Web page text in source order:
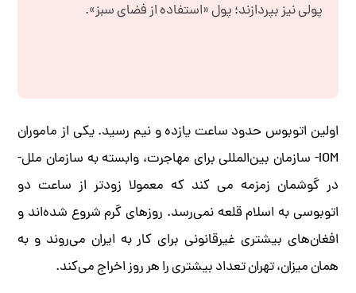
پولی نیز بپردازند؛ پول «استفاده از فضای سبز».
اولین اتوبوس حدود ساعت یازده و نیم رسید. یکی از ماموران
IOM- سازمان بین‌المللی برای مهاجرت، وابسته به سازمان ملل-
در گوشمان زمزمه می کند که معمولا زودتر از ساعت دو
اتوبوسی به اسلام قلعه نمی‌رسد. روزهای گرم شروع شده‌اند و
افغان‌های بیشتری غیرقانونی برای کار به ایران می‌روند و به
همان میزان، تهران تعداد بیشتری را هر روز اخراج می‌کند.